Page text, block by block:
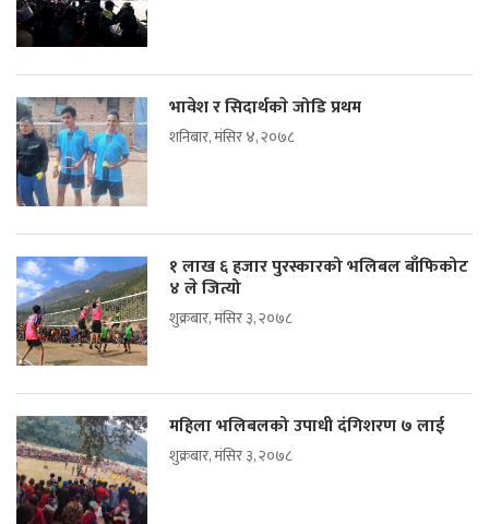
भावेश र सिदार्थकाे जोडि प्रथम
शनिबार, मंसिर ४, २०७८
१ लाख ६ हजार पुरस्कारको भलिबल बाँफिकोट
४ ले जित्यो
शुक्रबार, मंसिर ३, २०७८
महिला भलिबलको उपाधी दंगिशरण ७ लाई
शुक्रबार, मंसिर ३, २०७८